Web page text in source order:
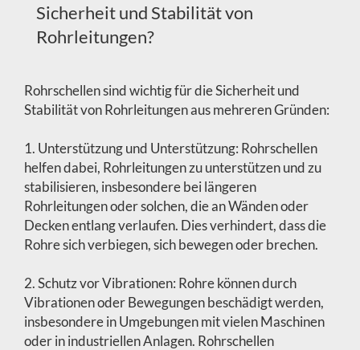
Sicherheit und Stabilität von
Rohrleitungen?
Rohrschellen sind wichtig für die Sicherheit und
Stabilität von Rohrleitungen aus mehreren Gründen:
1. Unterstützung und Unterstützung: Rohrschellen
helfen dabei, Rohrleitungen zu unterstützen und zu
stabilisieren, insbesondere bei längeren
Rohrleitungen oder solchen, die an Wänden oder
Decken entlang verlaufen. Dies verhindert, dass die
Rohre sich verbiegen, sich bewegen oder brechen.
2. Schutz vor Vibrationen: Rohre können durch
Vibrationen oder Bewegungen beschädigt werden,
insbesondere in Umgebungen mit vielen Maschinen
oder in industriellen Anlagen. Rohrschellen